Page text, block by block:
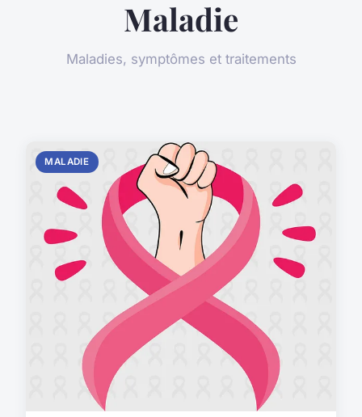
Maladie
Maladies, symptômes et traitements
MALADIE